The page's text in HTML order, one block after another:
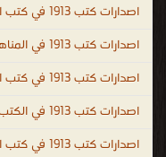
الفرنسية والشرح أيضا
languages ، kutub ، تعلم اللغات
اصدارات كتب 1913 في كتب الأسرة والتربية الطبخ والديكور
اصدارات كتب 1913 في المناهج التعليمية والكتب الدراسية
اصدارات كتب 1913 في كتب الهندسة والتكنولوجيا
اصدارات كتب 1913 في الكتب الغير مصنّفة
اصدارات كتب 1913 في كتب المعاجم واللغات